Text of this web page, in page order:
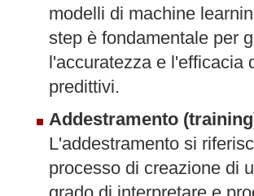
modelli di machine
step è fondamentale per
l'accuratezza e l'efficacia
predittivi.
Addestramento
L'addestramento si
processo di creazione di